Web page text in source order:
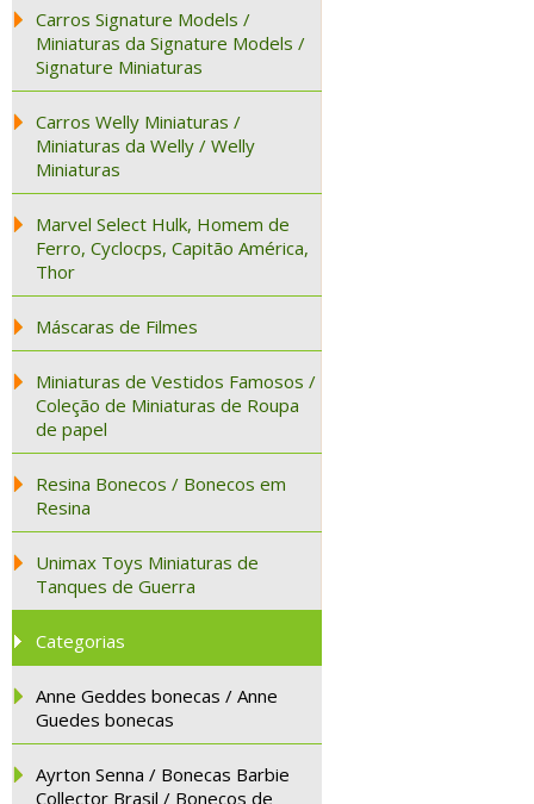
Carros Signature Models /
Miniaturas da Signature Models /
Signature Miniaturas
Carros Welly Miniaturas /
Miniaturas da Welly / Welly
Miniaturas
Marvel Select Hulk, Homem de
Ferro, Cyclocps, Capitão América,
Thor
Máscaras de Filmes
Miniaturas de Vestidos Famosos /
Coleção de Miniaturas de Roupa
de papel
Resina Bonecos / Bonecos em
Resina
Unimax Toys Miniaturas de
Tanques de Guerra
Categorias
Anne Geddes bonecas / Anne
Guedes bonecas
Ayrton Senna / Bonecas Barbie
Collector Brasil / Bonecos de